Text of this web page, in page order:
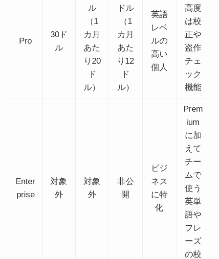
Pro
30ド
ル
ル
（1
カ月
あた
り20
ド
ル）
ドル
（1
カ月
あた
り12
ド
ル）
英語
レベ
ルの
高い
個人
高度
は校
正や
盗作
チェ
ック
機能
Enter
prise
対象
外
対象
外
非公
開
ビジ
ネス
に特
化
Prem
ium
に加
えて
チー
ムで
使う
英単
語や
フレ
ーズ
の校